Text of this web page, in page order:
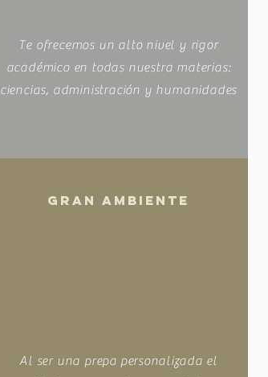
Te ofrecemos un alto nivel y rigor
académico en todas nuestra materias:
ciencias, administración y humanidades
GRAN AMBIENTE
Al ser una prepa personalizada el